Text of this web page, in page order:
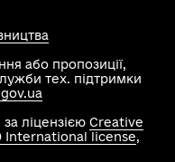
або пропозиції,
тех. підтримки
ліцензією Creative
International license,